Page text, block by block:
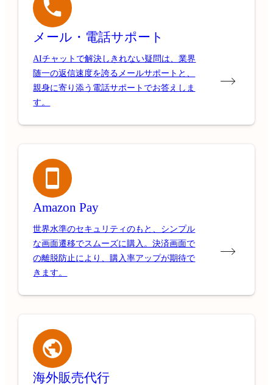
メール・電話サポート
AIチャットで解決しきれない疑問は、業界
随一の返信速度を誇るメールサポートと、
親身に寄り添う電話サポートでお答えしま
す。
Amazon Pay
世界水準のセキュリティのもと、シンプル
な画面遷移でスムーズに購入。決済画面で
の離脱防止により、購入率アップが期待で
きます。
海外販売代行